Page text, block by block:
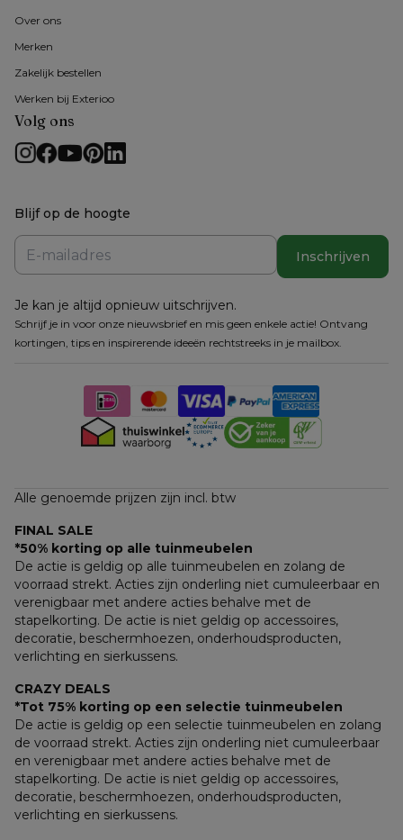
Over ons
Merken
Zakelijk bestellen
Werken bij Exterioo
Volg ons
Blijf op de hoogte
Inschrijven
Je kan je altijd opnieuw uitschrijven.
Schrijf je in voor onze nieuwsbrief en mis geen enkele actie! Ontvang
kortingen, tips en inspirerende ideeën rechtstreeks in je mailbox.
Alle genoemde prijzen zijn incl. btw
FINAL SALE
*50% korting op alle tuinmeubelen
De actie is geldig op alle tuinmeubelen en zolang de
voorraad strekt. Acties zijn onderling niet cumuleerbaar en
verenigbaar met andere acties behalve met de
stapelkorting. De actie is niet geldig op accessoires,
decoratie, beschermhoezen, onderhoudsproducten,
verlichting en sierkussens.
CRAZY DEALS
*Tot 75% korting op een selectie tuinmeubelen
De actie is geldig op een selectie tuinmeubelen en zolang
de voorraad strekt. Acties zijn onderling niet cumuleerbaar
en verenigbaar met andere acties behalve met de
stapelkorting. De actie is niet geldig op accessoires,
decoratie, beschermhoezen, onderhoudsproducten,
verlichting en sierkussens.